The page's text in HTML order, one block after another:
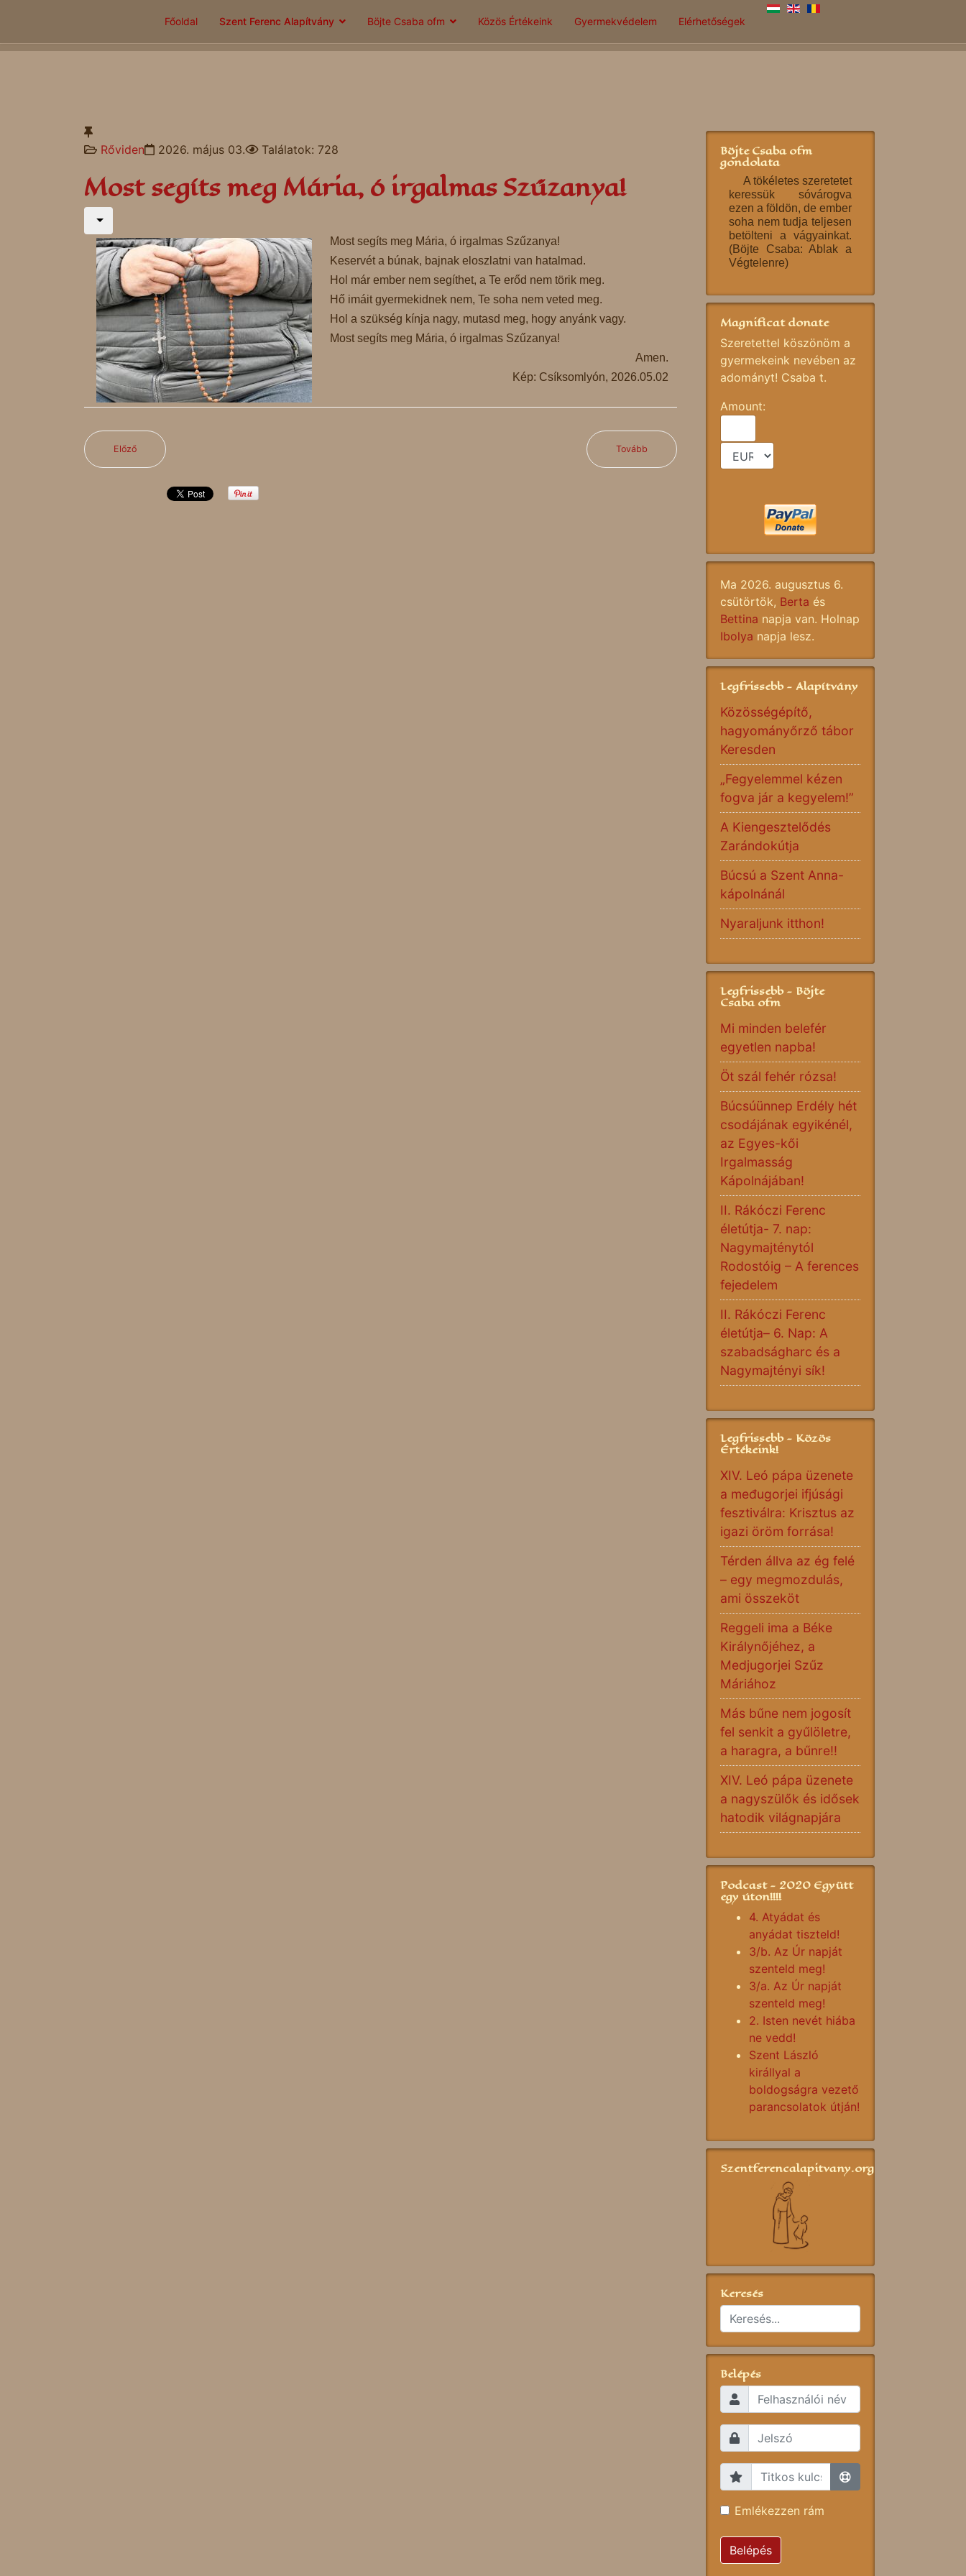
Főoldal Szent Ferenc Alapítvány Böjte Csaba ofm Közös Értékeink Gyermekvédelem Elérhetőségek
Rőviden 2026. május 03. Találatok: 728
Most segíts meg Mária, ó irgalmas Szűzanya!
Most segíts meg Mária, ó irgalmas Szűzanya!
Keservét a búnak, bajnak eloszlatni van hatalmad.
Hol már ember nem segíthet, a Te erőd nem törik meg.
Hő imáit gyermekidnek nem, Te soha nem veted meg.
Hol a szükség kínja nagy, mutasd meg, hogy anyánk vagy.
Most segíts meg Mária, ó irgalmas Szűzanya!
Amen.
Kép: Csíksomlyón, 2026.05.02
Előző Tovább
Böjte Csaba ofm
gondolata
A tökéletes szeretetet
keressük sóvárogva
ezen a földön, de ember
soha nem tudja teljesen
betölteni a vágyainkat.
(Böjte Csaba: Ablak a
Végtelenre)
Magnificat donate
Szeretettel köszönöm a
gyermekeink nevében az
adományt! Csaba t.
Amount:
Ma 2026. augusztus 6.
csütörtök, Berta és
Bettina napja van. Holnap
Ibolya napja lesz.
Legfrissebb - Alapítvány
Közösségépítő,
hagyományőrző tábor
Keresden
„Fegyelemmel kézen
fogva jár a kegyelem!”
A Kiengesztelődés
Zarándokútja
Búcsú a Szent Anna-
kápolnánál
Nyaraljunk itthon!
Legfrissebb - Böjte
Csaba ofm
Mi minden belefér
egyetlen napba!
Öt szál fehér rózsa!
Búcsúünnep Erdély hét
csodájának egyikénél,
az Egyes-kői
Irgalmasság
Kápolnájában!
II. Rákóczi Ferenc
életútja- 7. nap:
Nagymajténytól
Rodostóig – A ferences
fejedelem
II. Rákóczi Ferenc
életútja– 6. Nap: A
szabadságharc és a
Nagymajtényi sík!
Legfrissebb - Közös
Értékeink!
XIV. Leó pápa üzenete
a međugorjei ifjúsági
fesztiválra: Krisztus az
igazi öröm forrása!
Térden állva az ég felé
– egy megmozdulás,
ami összeköt
Reggeli ima a Béke
Királynőjéhez, a
Medjugorjei Szűz
Máriához
Más bűne nem jogosít
fel senkit a gyűlöletre,
a haragra, a bűnre!!
XIV. Leó pápa üzenete
a nagyszülők és idősek
hatodik világnapjára
Podcast - 2020 Együtt
egy úton!!!!
4. Atyádat és
anyádat tiszteld!
3/b. Az Úr napját
szenteld meg!
3/a. Az Úr napját
szenteld meg!
2. Isten nevét hiába
ne vedd!
Szent László
királlyal a
boldogságra vezető
parancsolatok útján!
Szentferencalapitvany.org
Keresés
Belépés
Emlékezzen rám
Belépés